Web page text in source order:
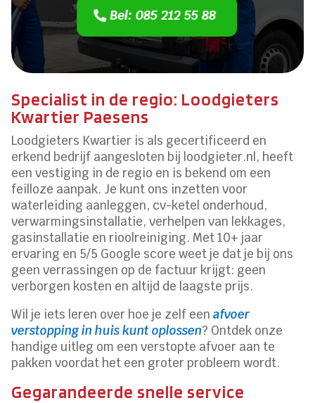
Bel: 085 212 55 88
Specialist in de regio: Loodgieters
Kwartier Paesens
Loodgieters Kwartier is als gecertificeerd en
erkend bedrijf aangesloten bij loodgieter.nl, heeft
een vestiging in de regio en is bekend om een
feilloze aanpak. Je kunt ons inzetten voor
waterleiding aanleggen, cv-ketel onderhoud,
verwarmingsinstallatie, verhelpen van lekkages,
gasinstallatie en rioolreiniging. Met 10+ jaar
ervaring en 5/5 Google score weet je dat je bij ons
geen verrassingen op de factuur krijgt: geen
verborgen kosten en altijd de laagste prijs.
Wil je iets leren over hoe je zelf eenafvoer
verstopping in huis kunt oplossen? Ontdek onze
handige uitleg om een verstopte afvoer aan te
pakken voordat het een groter probleem wordt.
Gegarandeerde snelle service